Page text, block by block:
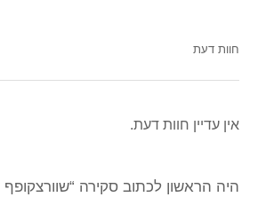
חוות דעת
אין עדיין חוות דעת.
היה הראשון לכתוב סקירה